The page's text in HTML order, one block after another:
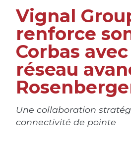
Vignal
renforce
Corbas
réseau
Une collaboration
connectivité de pointe